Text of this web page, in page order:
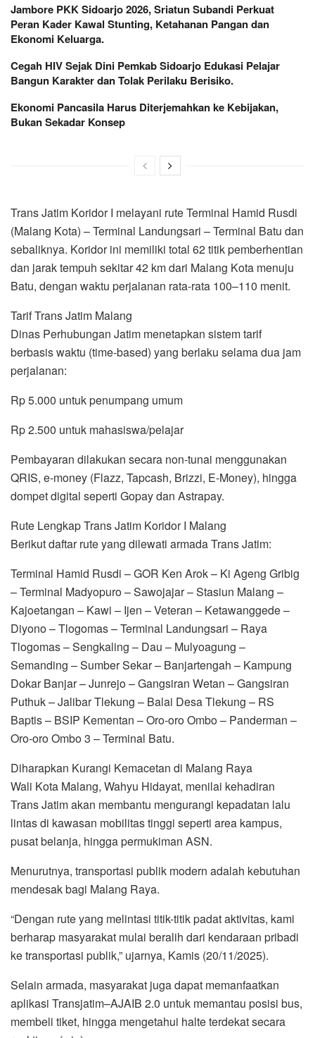
Jambore PKK Sidoarjo 2026, Sriatun Subandi Perkuat
Peran Kader Kawal Stunting, Ketahanan Pangan dan
Ekonomi Keluarga.
Cegah HIV Sejak Dini Pemkab Sidoarjo Edukasi Pelajar
Bangun Karakter dan Tolak Perilaku Berisiko.
Ekonomi Pancasila Harus Diterjemahkan ke Kebijakan,
Bukan Sekadar Konsep
Trans Jatim Koridor I melayani rute Terminal Hamid Rusdi
(Malang Kota) – Terminal Landungsari – Terminal Batu dan
sebaliknya. Koridor ini memiliki total 62 titik pemberhentian
dan jarak tempuh sekitar 42 km dari Malang Kota menuju
Batu, dengan waktu perjalanan rata-rata 100–110 menit.
Tarif Trans Jatim Malang
Dinas Perhubungan Jatim menetapkan sistem tarif
berbasis waktu (time-based) yang berlaku selama dua jam
perjalanan:
Rp 5.000 untuk penumpang umum
Rp 2.500 untuk mahasiswa/pelajar
Pembayaran dilakukan secara non-tunai menggunakan
QRIS, e-money (Flazz, Tapcash, Brizzi, E-Money), hingga
dompet digital seperti Gopay dan Astrapay.
Rute Lengkap Trans Jatim Koridor I Malang
Berikut daftar rute yang dilewati armada Trans Jatim:
Terminal Hamid Rusdi – GOR Ken Arok – Ki Ageng Gribig
– Terminal Madyopuro – Sawojajar – Stasiun Malang –
Kajoetangan – Kawi – Ijen – Veteran – Ketawanggede –
Diyono – Tlogomas – Terminal Landungsari – Raya
Tlogomas – Sengkaling – Dau – Mulyoagung –
Semanding – Sumber Sekar – Banjartengah – Kampung
Dokar Banjar – Junrejo – Gangsiran Wetan – Gangsiran
Puthuk – Jalibar Tlekung – Balai Desa Tlekung – RS
Baptis – BSIP Kementan – Oro-oro Ombo – Panderman –
Oro-oro Ombo 3 – Terminal Batu.
Diharapkan Kurangi Kemacetan di Malang Raya
Wali Kota Malang, Wahyu Hidayat, menilai kehadiran
Trans Jatim akan membantu mengurangi kepadatan lalu
lintas di kawasan mobilitas tinggi seperti area kampus,
pusat belanja, hingga permukiman ASN.
Menurutnya, transportasi publik modern adalah kebutuhan
mendesak bagi Malang Raya.
“Dengan rute yang melintasi titik-titik padat aktivitas, kami
berharap masyarakat mulai beralih dari kendaraan pribadi
ke transportasi publik,” ujarnya, Kamis (20/11/2025).
Selain armada, masyarakat juga dapat memanfaatkan
aplikasi Transjatim–AJAIB 2.0 untuk memantau posisi bus,
membeli tiket, hingga mengetahui halte terdekat secara